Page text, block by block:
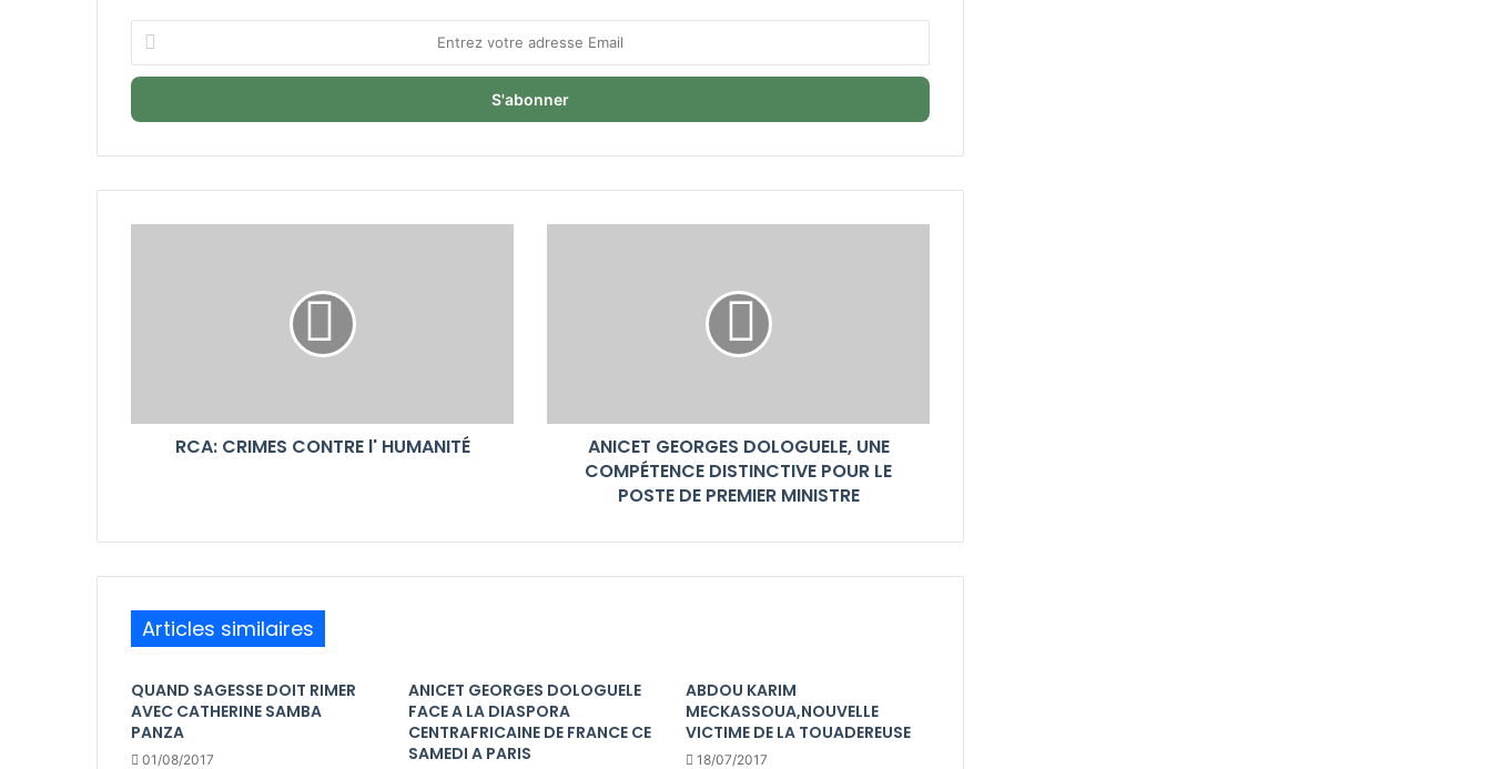
votre
adresse
RCA: CRIMES CONTRE l' HUMANITÉ
ANICET GEORGES DOLOGUELE, UNE
COMPÉTENCE DISTINCTIVE POUR LE
POSTE DE PREMIER MINISTRE
Articles similaires
QUAND SAGESSE DOIT RIMER
AVEC CATHERINE SAMBA
PANZA
01/08/2017
ANICET GEORGES DOLOGUELE
FACE A LA DIASPORA
CENTRAFRICAINE DE FRANCE CE
SAMEDI A PARIS
ABDOU KARIM
MECKASSOUA,NOUVELLE
VICTIME DE LA TOUADEREUSE
18/07/2017